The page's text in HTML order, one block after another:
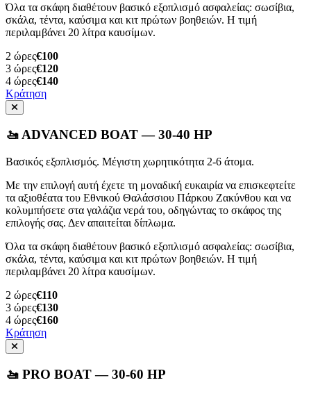
Όλα τα σκάφη διαθέτουν βασικό εξοπλισμό ασφαλείας: σωσίβια,
σκάλα, τέντα, καύσιμα και κιτ πρώτων βοηθειών. Η τιμή
περιλαμβάνει 20 λίτρα καυσίμων.
2 ώρες€100
3 ώρες€120
4 ώρες€140
Κράτηση
🚤 ADVANCED BOAT — 30-40 HP
Βασικός εξοπλισμός. Μέγιστη χωρητικότητα 2-6 άτομα.
Με την επιλογή αυτή έχετε τη μοναδική ευκαιρία να επισκεφτείτε
τα αξιοθέατα του Εθνικού Θαλάσσιου Πάρκου Ζακύνθου και να
κολυμπήσετε στα γαλάζια νερά του, οδηγώντας το σκάφος της
επιλογής σας. Δεν απαιτείται δίπλωμα.
Όλα τα σκάφη διαθέτουν βασικό εξοπλισμό ασφαλείας: σωσίβια,
σκάλα, τέντα, καύσιμα και κιτ πρώτων βοηθειών. Η τιμή
περιλαμβάνει 20 λίτρα καυσίμων.
2 ώρες€110
3 ώρες€130
4 ώρες€160
Κράτηση
🚤 PRO BOAT — 30-60 HP